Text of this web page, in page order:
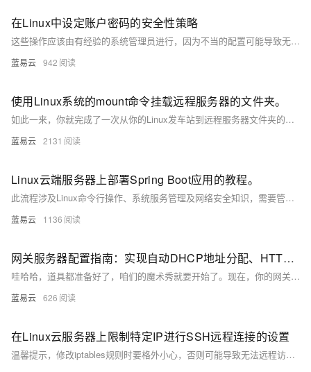
在Linux中设定账户密码的安全性策略
这些操作应该由有经验的系统管理员进行，因为不当的配置可能导致无法预期的安全问题或者系统访问问题。此外，提升安全性的同时，也需要考虑到用户的便利性，避免设置过于严苛的政策导致用户体验不佳。通常，强密码策略配合两因素认证（2FA）将大大加强账户的安全性。
蓝易云 942
使用Linux系统的mount命令挂载远程服务器的文件夹。
如此一来，你就完成了一次从你的Linux发车站到远程服务器文件夹的有趣旅行。在这个技术之旅中，你既探索了新地方，也学到了如何桥接不同系统之间的距离。
蓝易云 2131
Linux云端服务器上部署Spring Boot应用的教程。
此流程涉及Linux命令行操作、系统服务管理及网络安全知识，需要管理员权限以进行配置和服务管理。务必在一个测试环境中验证所有步骤，确保一切配置正确无误后，再将应用部署到生产环境中。也可以使用如Ansible、Chef等配置管理工具来自动化部署过程，提升效率和可靠性。
蓝易云 1136
网关服务器配置指南：实现自动DHCP地址分配、HTTP服务和SSH无密码登录。
哇哈哈，道具都准备好了，咱们的魔术秀就要开始了。现在，你的网关服务器已经魔法满满，自动分配IP，提供网页服务，SSH登录如入无人之境。而整个世界，只会知道效果，不会知道是你在幕后操控一切。这就是真正的数字世界魔法师，随手拈来，手到擒来。
蓝易云 626
在Linux云服务器上限制特定IP进行SSH远程连接的设置
温馨提示，修改iptables规则时要格外小心，否则可能导致无法远程访问你的服务器。最好在掌握足够技术知识和理解清楚操作含义之后再进行。另外，在已经配置了防火墙的情况下，例如ufw(Ubuntu Firewall)或firewalld，需要按照相应的防火墙的规则来设置。